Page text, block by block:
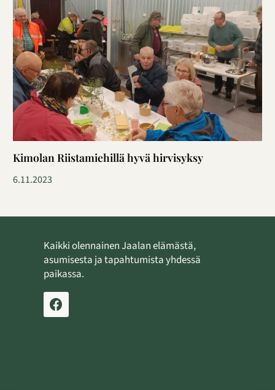
Kimolan Riistamiehillä hyvä hirvisyksy
6.11.2023
Kaikki olennainen Jaalan elämästä,
asumisesta ja tapahtumista yhdessä
paikassa.